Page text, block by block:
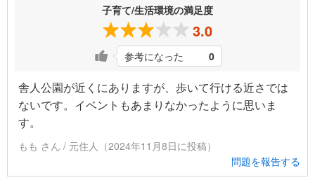
子育て/生活環境の満足度
3.0
参考になった 0
舎人公園が近くにありますが、歩いて行ける近さでは
ないです。イベントもあまりなかったように思いま
す。
もも さん / 元住人（2024年11月8日に投稿）
問題を報告する